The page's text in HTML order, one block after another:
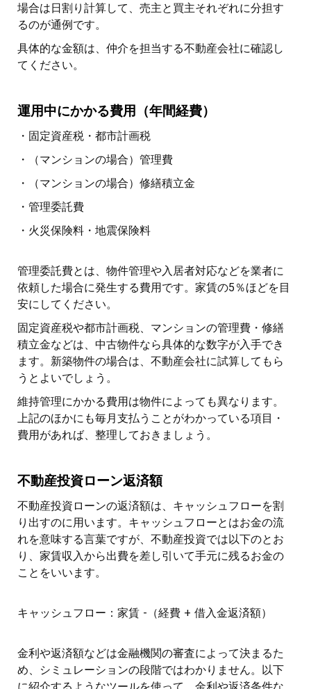
場合は日割り計算して、売主と買主それぞれに分担す
るのが通例です。
具体的な金額は、仲介を担当する不動産会社に確認し
てください。
運用中にかかる費用（年間経費）
・固定資産税・都市計画税
・（マンションの場合）管理費
・（マンションの場合）修繕積立金
・管理委託費
・火災保険料・地震保険料
管理委託費とは、物件管理や入居者対応などを業者に
依頼した場合に発生する費用です。家賃の5％ほどを目
安にしてください。
固定資産税や都市計画税、マンションの管理費・修繕
積立金などは、中古物件なら具体的な数字が入手でき
ます。新築物件の場合は、不動産会社に試算してもら
うとよいでしょう。
維持管理にかかる費用は物件によっても異なります。
上記のほかにも毎月支払うことがわかっている項目・
費用があれば、整理しておきましょう。
不動産投資ローン返済額
不動産投資ローンの返済額は、キャッシュフローを割
り出すのに用います。キャッシュフローとはお金の流
れを意味する言葉ですが、不動産投資では以下のとお
り、家賃収入から出費を差し引いて手元に残るお金の
ことをいいます。
キャッシュフロー：家賃 -（経費 + 借入金返済額）
金利や返済額などは金融機関の審査によって決まるた
め、シミュレーションの段階ではわかりません。以下